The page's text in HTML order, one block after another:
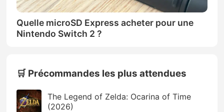
Quelle microSD Express acheter pour une
Nintendo Switch 2 ?
🛒 Précommandes les plus attendues
The Legend of Zelda: Ocarina of Time
(2026)